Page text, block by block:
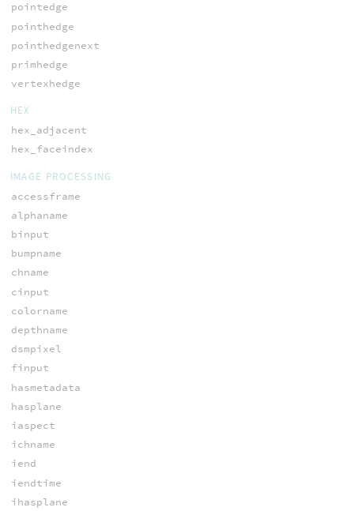
pointedge
pointhedge
pointhedgenext
primhedge
vertexhedge
HEX
hex_adjacent
hex_faceindex
IMAGE PROCESSING
accessframe
alphaname
binput
bumpname
chname
cinput
colorname
depthname
dsmpixel
finput
hasmetadata
hasplane
iaspect
ichname
iend
iendtime
ihasplane